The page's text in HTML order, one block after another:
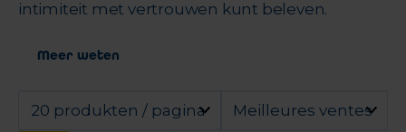
intimiteit met vertrouwen kunt beleven.
Meer weten
20 produkten / pagina Meilleures ventes